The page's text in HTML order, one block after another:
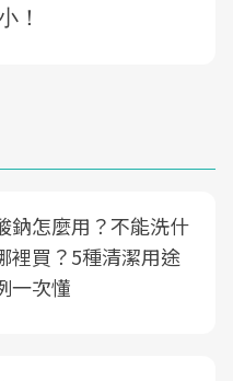
鈉怎麼用？不能洗什
裡買？5種清潔用途
一次懂